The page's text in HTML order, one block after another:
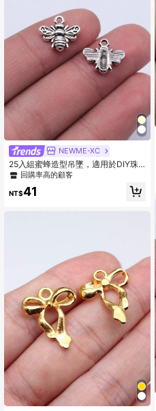
NEWME-XC
25入組蜜蜂造型吊墜，適用於DIY珠
寶 回購率高的顧客
NT$41